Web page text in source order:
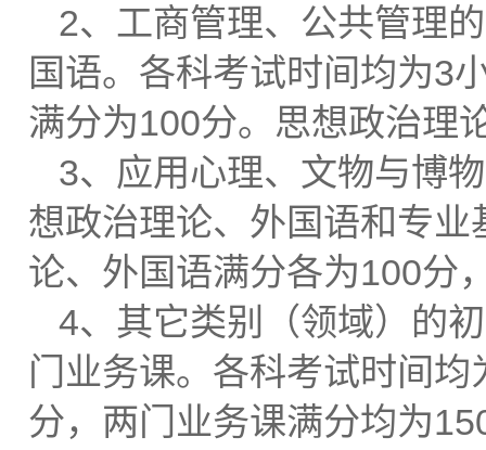
2、工商管理、公共管理
国语。各科考试时间均为3
满分为100分。思想政治理
3、应用心理、文物与博
想政治理论、外国语和专
论、外国语满分各为100分
4、其它类别（领域）的
门业务课。各科考试时间
分，两门业务课满分均为